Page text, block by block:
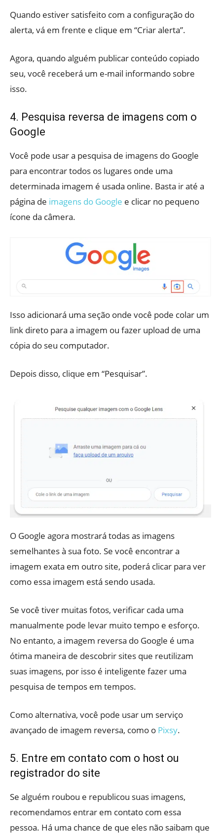
Quando estiver satisfeito com a configuração do
alerta, vá em frente e clique em “Criar alerta”.
Agora, quando alguém publicar conteúdo copiado
seu, você receberá um e-mail informando sobre
isso.
4. Pesquisa reversa de imagens com o
Google
Você pode usar a pesquisa de imagens do Google
para encontrar todos os lugares onde uma
determinada imagem é usada online. Basta ir até a
página de imagens do Google e clicar no pequeno
ícone da câmera.
Isso adicionará uma seção onde você pode colar um
link direto para a imagem ou fazer upload de uma
cópia do seu computador.
Depois disso, clique em “Pesquisar”.
O Google agora mostrará todas as imagens
semelhantes à sua foto. Se você encontrar a
imagem exata em outro site, poderá clicar para ver
como essa imagem está sendo usada.
Se você tiver muitas fotos, verificar cada uma
manualmente pode levar muito tempo e esforço.
No entanto, a imagem reversa do Google é uma
ótima maneira de descobrir sites que reutilizam
suas imagens, por isso é inteligente fazer uma
pesquisa de tempos em tempos.
Como alternativa, você pode usar um serviço
avançado de imagem reversa, como o Pixsy.
5. Entre em contato com o host ou
registrador do site
Se alguém roubou e republicou suas imagens,
recomendamos entrar em contato com essa
pessoa. Há uma chance de que eles não saibam que